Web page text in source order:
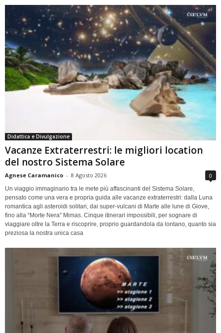
Didattica e Divulgazione
Vacanze Extraterrestri: le migliori location
del nostro Sistema Solare
Agnese Caramanico - 8 Agosto 2026 0
Un viaggio immaginario tra le mete più affascinanti del Sistema Solare,
pensato come una vera e propria guida alle vacanze extraterrestri: dalla Luna
romantica agli asteroidi solitari, dai super-vulcani di Marte alle lune di Giove,
fino alla “Morte Nera” Mimas. Cinque itinerari impossibili, per sognare di
viaggiare oltre la Terra e riscoprire, proprio guardandola da lontano, quanto sia
preziosa la nostra unica casa